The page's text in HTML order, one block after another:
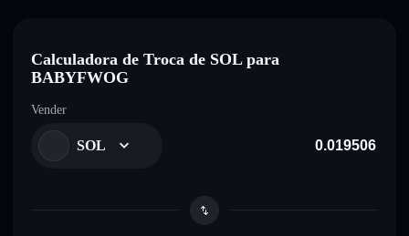
Calculadora de Troca de SOL para
BABYFWOG
Vender
SOL